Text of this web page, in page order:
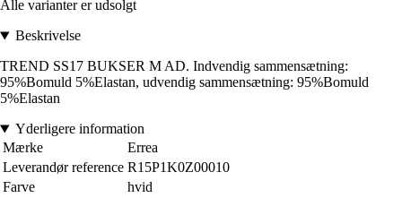
Alle varianter er udsolgt
Beskrivelse
TREND SS17 BUKSER M AD. Indvendig sammensætning:
95%Bomuld 5%Elastan, udvendig sammensætning: 95%Bomuld
5%Elastan
Yderligere information
Mærke
Errea
Leverandør reference R15P1K0Z00010
Farve
hvid